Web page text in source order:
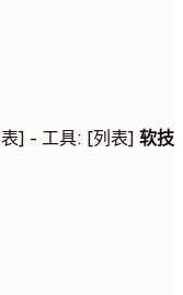
] - 工具: [列表] 软技